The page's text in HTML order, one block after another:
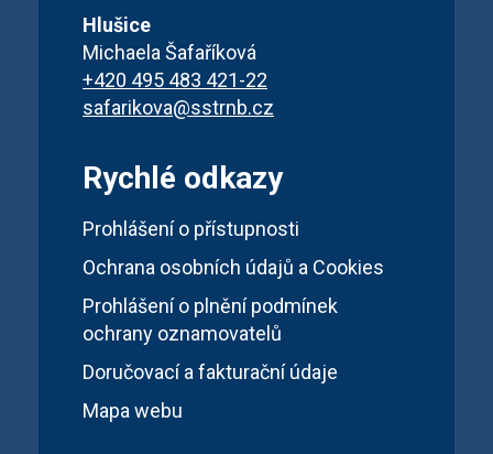
Hlušice
Michaela Šafaříková
+420 495 483 421-22
safarikova@sstrnb.cz
Rychlé odkazy
Prohlášení o přístupnosti
Ochrana osobních údajů a Cookies
Prohlášení o plnění podmínek
ochrany oznamovatelů
Doručovací a fakturační údaje
Mapa webu